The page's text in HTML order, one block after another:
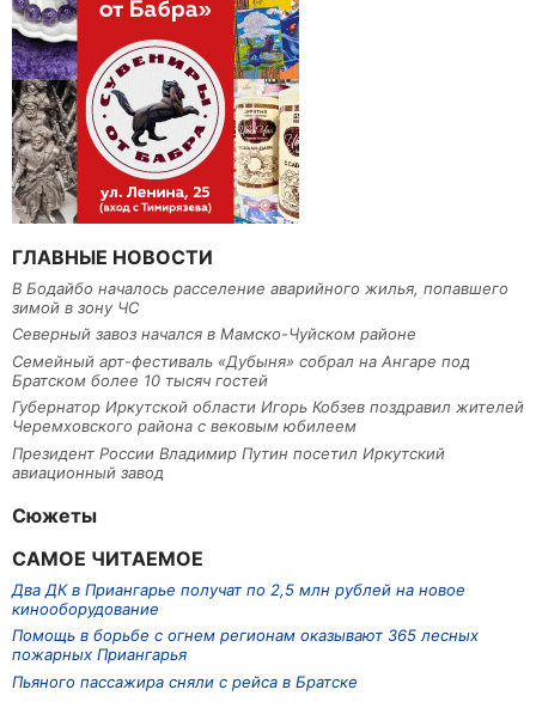
ГЛАВНЫЕ НОВОСТИ
В Бодайбо началось расселение аварийного жилья, попавшего
зимой в зону ЧС
Северный завоз начался в Мамско-Чуйском районе
Семейный арт-фестиваль «Дубыня» собрал на Ангаре под
Братском более 10 тысяч гостей
Губернатор Иркутской области Игорь Кобзев поздравил жителей
Черемховского района с вековым юбилеем
Президент России Владимир Путин посетил Иркутский
авиационный завод
Сюжеты
САМОЕ ЧИТАЕМОЕ
Два ДК в Приангарье получат по 2,5 млн рублей на новое
кинооборудование
Помощь в борьбе с огнем регионам оказывают 365 лесных
пожарных Приангарья
Пьяного пассажира сняли с рейса в Братске